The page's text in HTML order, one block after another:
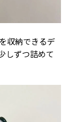
収納できるデ
しずつ詰めて